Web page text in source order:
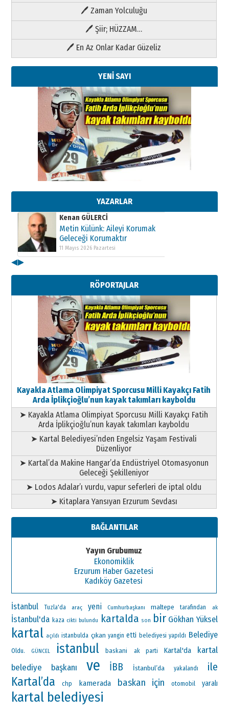
🖊 Zaman Yolculuğu
🖊 Şiir; HÜZZAM…
🖊 En Az Onlar Kadar Güzeliz
YENİ SAYI
YAZARLAR
Kenan GÜLERCİ
Metin Külünk: Aileyi Korumak
Geleceği Korumaktır
11 Mayıs 2026 Pazartesi
Kenan GÜLERCİ
Metin Külünk: Aileyi Korumak
Geleceği Korumaktır
11 Mayıs 2026 Pazartesi
Metin Külünk: Aileyi Korumak
Geleceği Korumaktır
11 Mayıs 2026 Pazartesi
◀▶
RÖPORTAJLAR
Kayakla Atlama Olimpiyat Sporcusu Milli Kayakçı Fatih
Arda İplikçioğlu’nun kayak takımları kayboldu
➤ Kayakla Atlama Olimpiyat Sporcusu Milli Kayakçı Fatih
Arda İplikçioğlu’nun kayak takımları kayboldu
➤ Kartal Belediyesi’nden Engelsiz Yaşam Festivali
Düzenliyor
➤ Kartal’da Makine Hangar’da Endüstriyel Otomasyonun
Geleceği Şekilleniyor
➤ Lodos Adalar’ı vurdu, vapur seferleri de iptal oldu
➤ Kitaplara Yansıyan Erzurum Sevdası
BAĞLANTILAR
Yayın Grubumuz
Ekonomiklik
Erzurum Haber Gazetesi
Kadıköy Gazetesi
İstanbul Tuzla'da araç yeni Cumhurbaşkanı maltepe tarafından ak
İstanbul'da kaza cikti bulundu kartalda son bir Gökhan Yüksel
kartal açıldı istanbulda çıkan yangin etti belediyesi yapıldı Belediye
Oldu. GÜNCEL istanbul baskani ak parti Kartal'da
kartal
belediye başkanı
ve İBB İstanbul’da yakalandı ile
Kartal’da chp kamerada baskan için otomobil yaralı
kartal belediyesi